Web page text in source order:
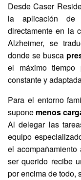
Desde Caser
la aplicación de
directamente en la
Alzheimer, se
donde se busca
el máximo tiempo
constante y
Para el entorno
supone menos
Al delegar las
equipo
el
ser querido recibe
por encima de todo,